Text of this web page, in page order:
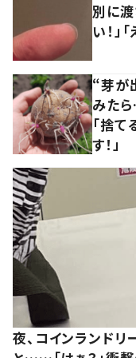
別に
い！」
“芽が
みた
「捨て
す！」
夜、コインランドリ